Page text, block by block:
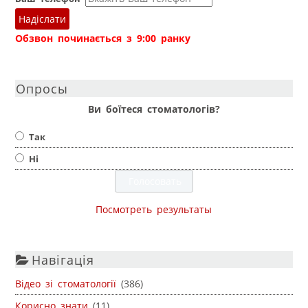
Надіслати
Обзвон починається з 9:00 ранку
Опросы
Ви боїтеся стоматологів?
Так
Ні
Посмотреть результаты
Навігація
Відео зі стоматології (386)